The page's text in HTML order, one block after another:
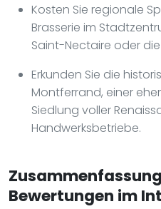
Kosten Sie regionale
Brasserie im
Saint-Nectaire oder
Erkunden Sie die
Montferrand, einer
Siedlung voller
Handwerksbetriebe.
Bewertungen im